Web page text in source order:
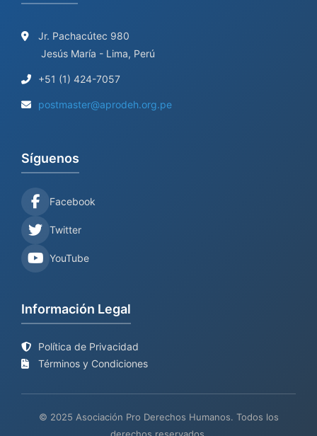
Jr. Pachacútec 980
Jesús María - Lima, Perú
+51 (1) 424-7057
postmaster@aprodeh.org.pe
Síguenos
Facebook
Twitter
YouTube
Información Legal
Política de Privacidad
Términos y Condiciones
© 2025 Asociación Pro Derechos Humanos. Todos los